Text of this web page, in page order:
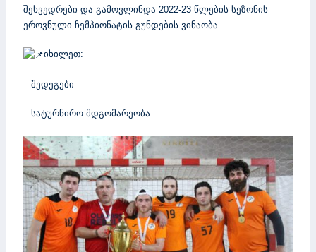
შეხვედრები და გამოვლინდა 2022-23 წლების სეზონის
ეროვნული ჩემპიონატის გუნდების ვინაობა.
იხილეთ:
– შედეგები
– სატურნირო მდგომარეობა